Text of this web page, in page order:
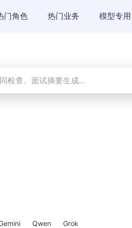
门角色 热门业务 模型专用
Qwen Grok